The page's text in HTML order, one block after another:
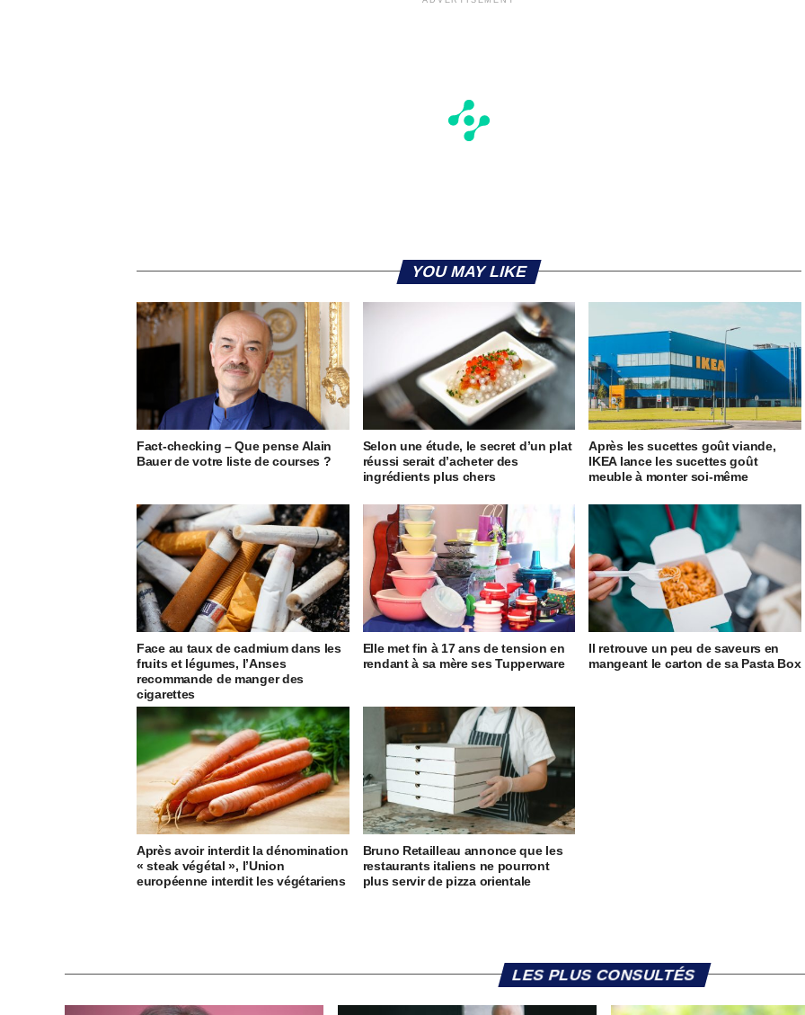
YOU MAY LIKE
Fact-checking – Que pense Alain
Bauer de votre liste de courses ?
Selon une étude, le secret d’un plat
réussi serait d’acheter des
ingrédients plus chers
Après les sucettes goût viande,
IKEA lance les sucettes goût
meuble à monter soi-même
Face au taux de cadmium dans les
fruits et légumes, l’Anses
recommande de manger des
cigarettes
Elle met fin à 17 ans de tension en
rendant à sa mère ses Tupperware
Il retrouve un peu de saveurs en
mangeant le carton de sa Pasta Box
Après avoir interdit la dénomination
« steak végétal », l’Union
européenne interdit les végétariens
Bruno Retailleau annonce que les
restaurants italiens ne pourront
plus servir de pizza orientale
LES PLUS CONSULTÉS